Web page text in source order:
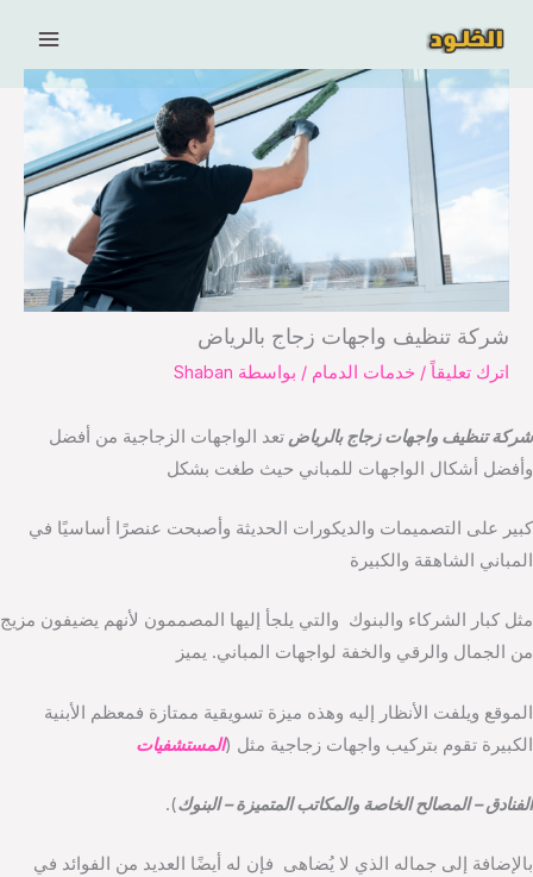
المحتوى
شركة تنظيف واجهات زجاج بالرياض
اترك تعليقاً / خدمات الدمام / بواسطة Shaban
شركة تنظيف واجهات زجاج بالرياض تعد الواجهات الزجاجية من أفضل
وأفضل أشكال الواجهات للمباني حيث طغت بشكل
كبير على التصميمات والديكورات الحديثة وأصبحت عنصرًا أساسيًا في
المباني الشاهقة والكبيرة
مثل كبار الشركاء والبنوك والتي يلجأ إليها المصممون لأنهم يضيفون مزيج
من الجمال والرقي والخفة لواجهات المباني. يميز
الموقع ويلفت الأنظار إليه وهذه ميزة تسويقية ممتازة فمعظم الأبنية
الكبيرة تقوم بتركيب واجهات زجاجية مثل (المستشفيات
الفنادق – المصالح الخاصة والمكاتب المتميزة – البنوك).
بالإضافة إلى جماله الذي لا يُضاهى فإن له أيضًا العديد من الفوائد في